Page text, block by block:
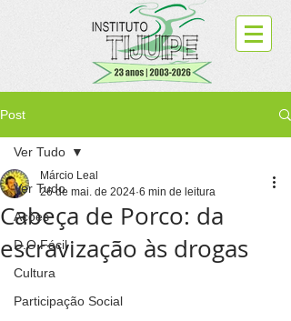
Post
Ver Tudo
Ações
D.O.Fácil
Cultura
Participação Social
Ver Tudo
Cabeça de Porco: da
escravização às drogas
Márcio Leal
26 de mai. de 2024 6 min de leitura